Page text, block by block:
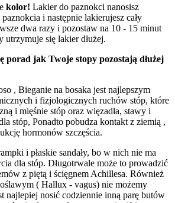
kolor! Lakier do paznokci nanosisz
i następnie lakierujesz cały
dwa razy i pozostaw na 10 - 15 minut
utrzymuje się lakier dłużej.
porad jak Twoje stopy pozostają dłużej
, Bieganie na bosaka jest najlepszym
i fizjologicznych ruchów stóp, które
i mięśnie stóp oraz więzadła, stawy i
stóp, Ponadto pobudza kontakt z ziemią ,
hormonów szczęścia.
i płaskie sandały, bo w nich nie ma
dla stóp. Długotrwale może to prowadzić
z piętą i ścięgnem Achillesa. Również
( Hallux - vagus) nie możemy
najlepiej nosić codziennie inną parę butów